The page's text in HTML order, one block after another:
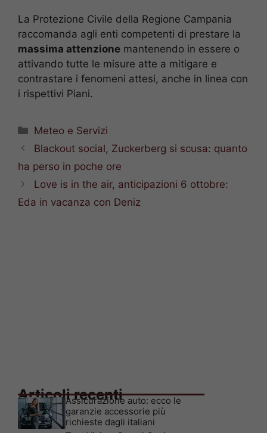
La Protezione Civile della Regione Campania
raccomanda agli enti competenti di prestare la
massima attenzione mantenendo in essere o
attivando tutte le misure atte a mitigare e
contrastare i fenomeni attesi, anche in linea con
i rispettivi Piani.
Categorie
Meteo e Servizi
Blackout social, Zuckerberg si scusa: quanto
ha perso in poche ore
Love is in the air, anticipazioni 6 ottobre:
Eda in vacanza con Deniz
Articoli recenti
Assicurazione auto: ecco le
garanzie accessorie più
richieste dagli italiani